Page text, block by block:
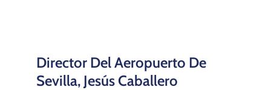
Director Del Aeropuerto De
Sevilla, Jesús Caballero